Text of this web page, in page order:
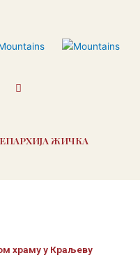
Y
o
b
e
ЖИЧКА
храму у Краљеву